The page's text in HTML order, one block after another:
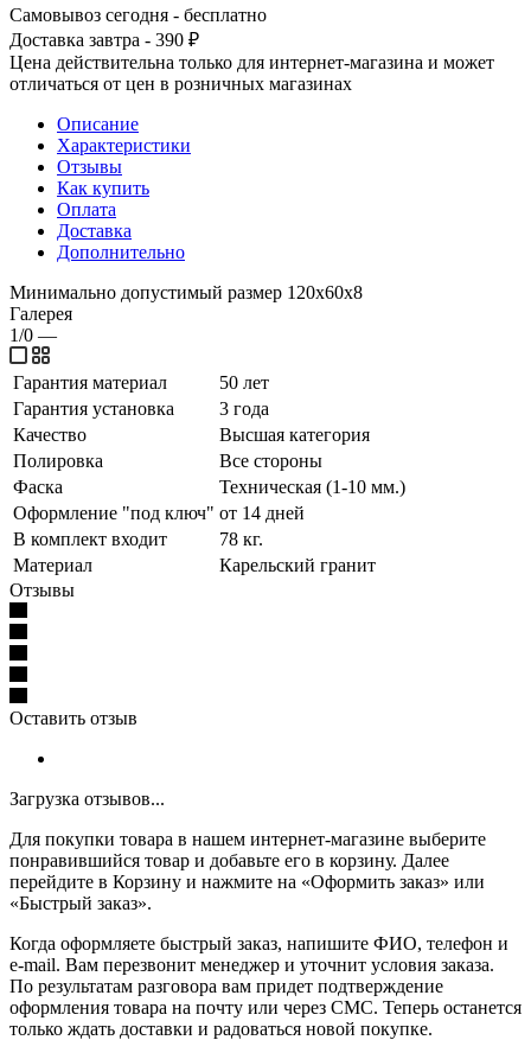
Самовывоз сегодня - бесплатно
Доставка завтра - 390 ₽
Цена действительна только для интернет-магазина и может
отличаться от цен в розничных магазинах
Описание
Характеристики
Отзывы
Как купить
Оплата
Доставка
Дополнительно
Минимально допустимый размер 120х60х8
Галерея
1/0 —
Гарантия материал
50 лет
Гарантия установка
3 года
Качество
Высшая категория
Полировка
Все стороны
Фаска
Техническая (1-10 мм.)
Оформление "под ключ" от 14 дней
В комплект входит
78 кг.
Материал
Карельский гранит
Отзывы
Оставить отзыв
Загрузка отзывов...
Для покупки товара в нашем интернет-магазине выберите
понравившийся товар и добавьте его в корзину. Далее
перейдите в Корзину и нажмите на «Оформить заказ» или
«Быстрый заказ».
Когда оформляете быстрый заказ, напишите ФИО, телефон и
e-mail. Вам перезвонит менеджер и уточнит условия заказа.
По результатам разговора вам придет подтверждение
оформления товара на почту или через СМС. Теперь останется
только ждать доставки и радоваться новой покупке.